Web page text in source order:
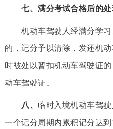
七、满分考试合格后的处
机动车驾驶人经满分学习
的，记分予以清除，发还机
时被处以暂扣机动车驾驶证
动车驾驶证。
八、 临时入境机动车驾
一个记分周期内累积记分达